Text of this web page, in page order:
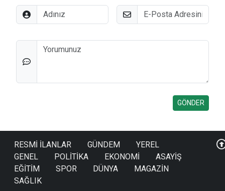
Adınız E-Posta
Düşünceleriniz
RESMİ İLANLAR GÜNDEM
YEREL
GENEL
POLİTİKA EKONOMİ
ASAYİŞ
EĞİTİM
SPOR DÜNYA
MAGAZİN
SAĞLIK